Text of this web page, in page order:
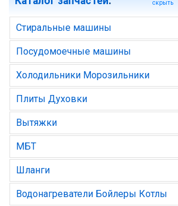
скрыть
Стиральные машины
Посудомоечные машины
Холодильники Морозильники
Плиты Духовки
Вытяжки
МБТ
Шланги
Водонагреватели Бойлеры Котлы